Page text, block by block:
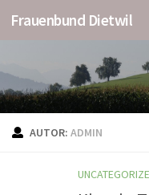
Frauenbund Dietwil
AUTOR: ADMIN